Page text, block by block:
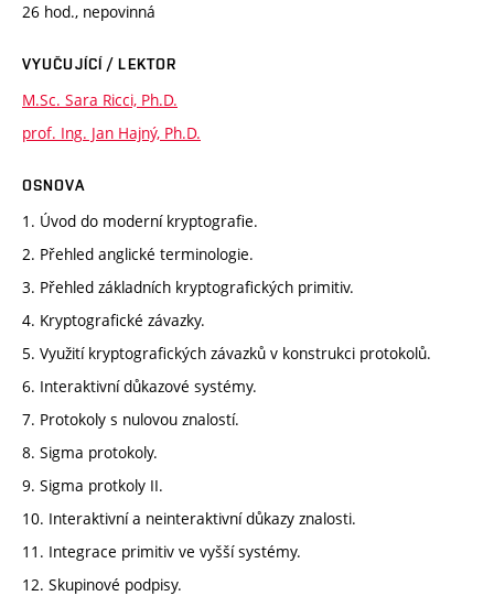
26 hod., nepovinná
VYUČUJÍCÍ / LEKTOR
M.Sc. Sara Ricci, Ph.D.
prof. Ing. Jan Hajný, Ph.D.
OSNOVA
1. Úvod do moderní kryptografie.
2. Přehled anglické terminologie.
3. Přehled základních kryptografických primitiv.
4. Kryptografické závazky.
5. Využití kryptografických závazků v konstrukci protokolů.
6. Interaktivní důkazové systémy.
7. Protokoly s nulovou znalostí.
8. Sigma protokoly.
9. Sigma protkoly II.
10. Interaktivní a neinteraktivní důkazy znalosti.
11. Integrace primitiv ve vyšší systémy.
12. Skupinové podpisy.